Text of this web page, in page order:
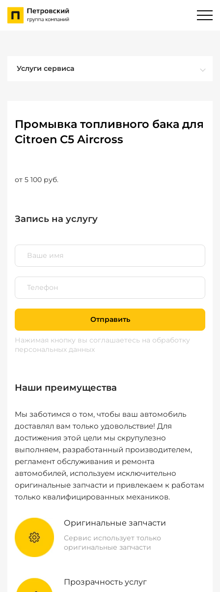
Услуги сервиса
Промывка топливного бака для
Citroen C5 Aircross
от 5 100 руб.
Запись на услугу
Отправить
Нажимая кнопку вы соглашаетесь на обработку
персональных данных
Наши преимущества
Мы заботимся о том, чтобы ваш автомобиль
доставлял вам только удовольствие! Для
достижения этой цели мы скрупулезно
выполняем, разработанный производителем,
регламент обслуживания и ремонта
автомобилей, используем исключительно
оригинальные запчасти и привлекаем к работам
только квалифицированных механиков.
Оригинальные запчасти
Сервис использует только
оригинальные запчасти
Прозрачность услуг